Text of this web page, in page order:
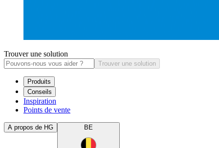
Trouver une solution
Trouver une solution
Produits
Conseils
Inspiration
Points de vente
A propos de HG BE